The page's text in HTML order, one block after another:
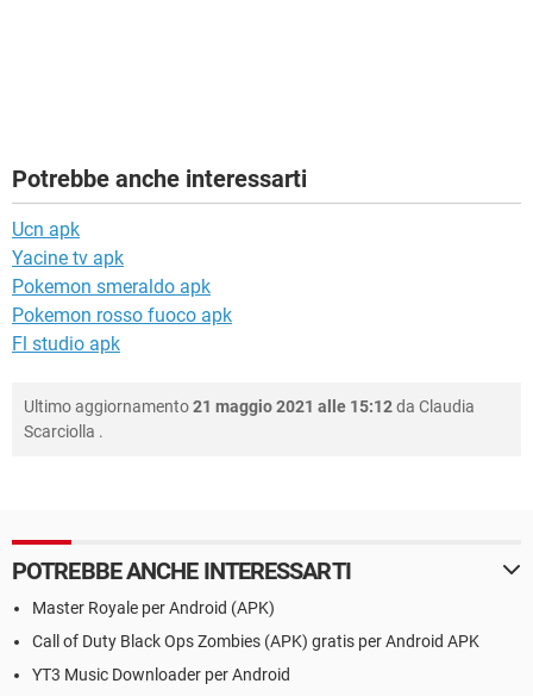
Potrebbe anche interessarti
Ucn apk
Yacine tv apk
Pokemon smeraldo apk
Pokemon rosso fuoco apk
Fl studio apk
Ultimo aggiornamento21 maggio 2021 alle 15:12da Claudia
Scarciolla .
POTREBBE ANCHE INTERESSARTI
Master Royale per Android (APK)
Call of Duty Black Ops Zombies (APK) gratis per Android APK
YT3 Music Downloader per Android